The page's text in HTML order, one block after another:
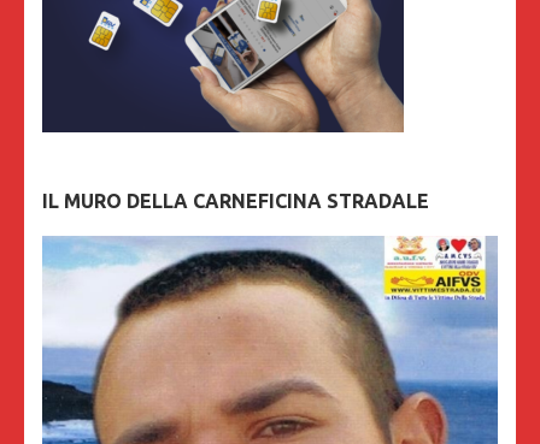
IL MURO DELLA CARNEFICINA STRADALE